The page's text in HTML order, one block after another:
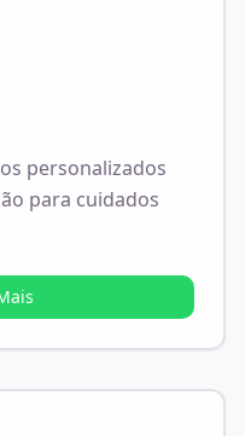
personalizados
para cuidados